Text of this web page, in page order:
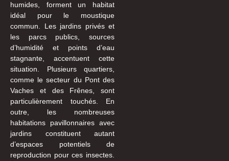
humides, forment un habitat
idéal pour le moustique
commun. Les jardins privés et
les parcs publics, sources
d’humidité et points d’eau
stagnante, accentuent cette
situation. Plusieurs quartiers,
comme le secteur du Pont des
Vaches et des Frênes, sont
particulièrement touchés. En
outre, les nombreuses
habitations pavillonnaires avec
jardins constituent autant
d’espaces potentiels de
reproduction pour ces insectes.